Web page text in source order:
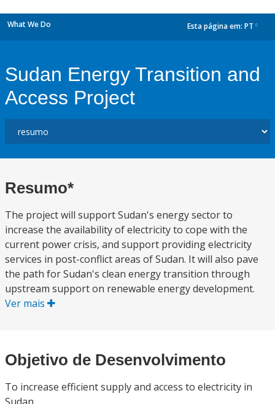
What We Do Esta página em: PT
Sudan Energy Transition and
Access Project
Resumo*
The project will support Sudan's energy sector to
increase the availability of electricity to cope with the
current power crisis, and support providing electricity
services in post-conflict areas of Sudan. It will also pave
the path for Sudan's clean energy transition through
upstream support on renewable energy development.
Ver mais
Objetivo de Desenvolvimento
To increase efficient supply and access to electricity in